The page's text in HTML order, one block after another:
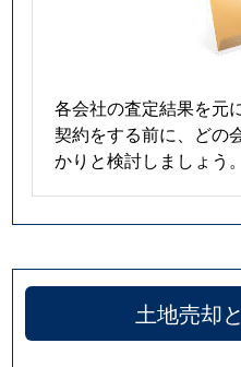
各会社の査定結果を元
契約をする前に、どの
かりと検討しましょう。
土地売却